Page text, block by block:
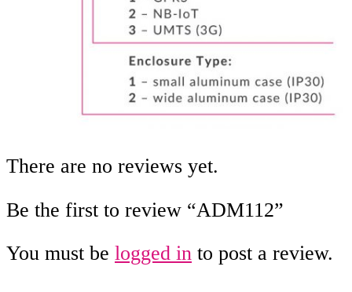
There are no reviews yet.
Be the first to review “ADM112”
You must be logged in to post a review.